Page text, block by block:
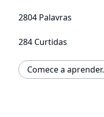
2804 Palavras
284 Curtidas
Comece a aprender.